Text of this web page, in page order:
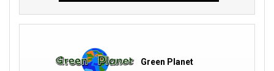
Green Planet